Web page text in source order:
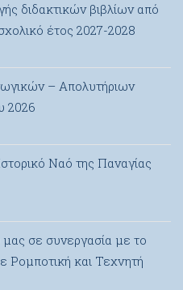
διδακτικών βιβλίων από
έτος 2027-2028
– Απολυτήριων
2026
Ναό της Παναγίας
σε συνεργασία με το
Ρομποτική και Τεχνητή